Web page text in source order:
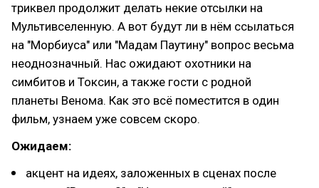
триквел продолжит делать некие отсылки на
Мультивселенную. А вот будут ли в нём ссылаться
на "Морбиуса" или "Мадам Паутину" вопрос весьма
неоднозначный. Нас ожидают охотники на
симбитов и Токсин, а также гости с родной
планеты Венома. Как это всё поместится в один
фильм, узнаем уже совсем скоро.
Ожидаем:
акцент на идеях, заложенных в сценах после